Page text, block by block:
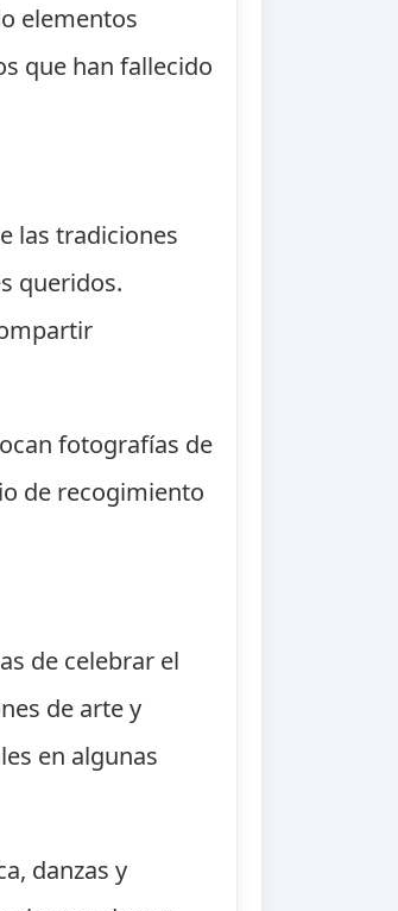
elementos
que han fallecido
las tradiciones
queridos.
fotografías de
de recogimiento
de celebrar el
de arte y
en algunas
danzas y